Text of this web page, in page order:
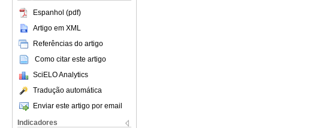
Espanhol (pdf)
Artigo em XML
Referências do artigo
Como citar este artigo
SciELO Analytics
Tradução automática
Enviar este artigo por email
Indicadores